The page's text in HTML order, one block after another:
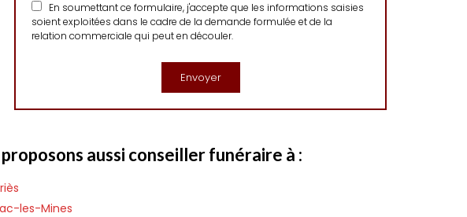
En soumettant ce formulaire, j'accepte que les informations saisies
soient exploitées dans le cadre de la demande formulée et de la
relation commerciale qui peut en découler.
aussi conseiller funéraire à :
les-Mines